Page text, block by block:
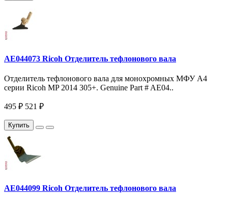
AE044073 Ricoh Отделитель тефлонового вала
Отделитель тефлонового вала для монохромных МФУ A4
серии Ricoh MP 2014 305+. Genuine Part # AE04..
495 ₽ 521 ₽
Купить
AE044099 Ricoh Отделитель тефлонового вала